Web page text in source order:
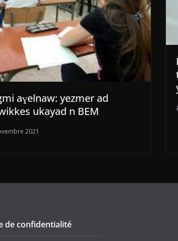
aɣelnaw: yezmer ad
ukayad n BEM
2021
de confidentialité